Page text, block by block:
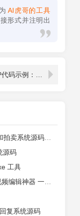
AI虎哥的工具
形式并注明出
PHP代码示例：将小写数字转换为大写数字的魔法技巧
增中文后台全部汉化
源码
工具
器 一键式AI加持
复系统源码